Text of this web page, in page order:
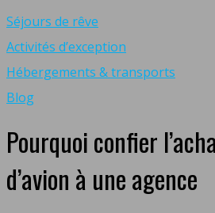
Séjours de rêve
Activités d’exception
Hébergements & transports
Blog
Pourquoi confier
d’avion à une agence